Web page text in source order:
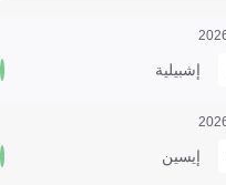
إشبيلية
إيسين